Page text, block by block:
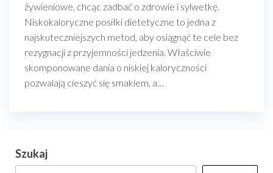
żywieniowe, chcąc zadbać o zdrowie i sylwetkę.
Niskokaloryczne posiłki dietetyczne to jedna z
najskuteczniejszych metod, aby osiągnąć te cele bez
rezygnacji z przyjemności jedzenia. Właściwie
skomponowane dania o niskiej kaloryczności
pozwalają cieszyć się smakiem, a…
Szukaj